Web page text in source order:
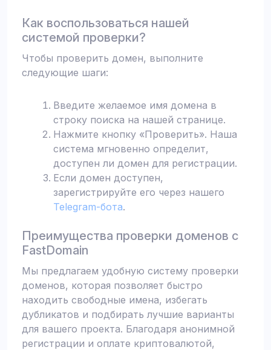
Как воспользоваться нашей
системой проверки?
Чтобы проверить домен, выполните
следующие шаги:
Введите желаемое имя домена в
строку поиска на нашей странице.
Нажмите кнопку «Проверить». Наша
система мгновенно определит,
доступен ли домен для регистрации.
Если домен доступен,
зарегистрируйте его через нашего
Telegram-бота.
Преимущества проверки доменов с
FastDomain
Мы предлагаем удобную систему проверки
доменов, которая позволяет быстро
находить свободные имена, избегать
дубликатов и подбирать лучшие варианты
для вашего проекта. Благодаря анонимной
регистрации и оплате криптовалютой,